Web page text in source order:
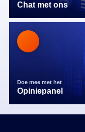
Chat met ons
Doe mee met het
Opiniepanel